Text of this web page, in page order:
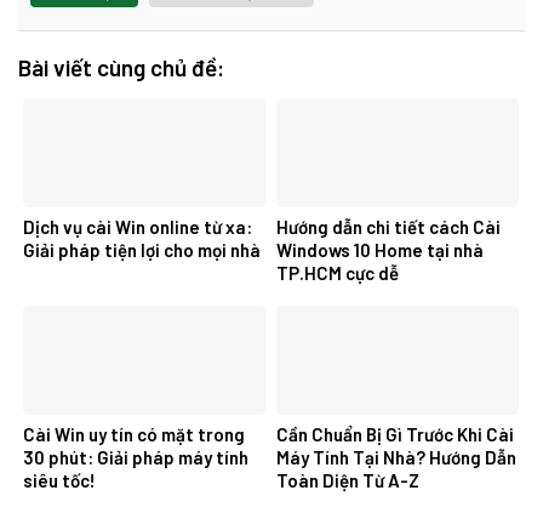
Bài viết cùng chủ đề:
Dịch vụ cài Win online từ xa:
Giải pháp tiện lợi cho mọi nhà
Hướng dẫn chi tiết cách Cài
Windows 10 Home tại nhà
TP.HCM cực dễ
Cài Win uy tín có mặt trong
30 phút: Giải pháp máy tính
siêu tốc!
Cần Chuẩn Bị Gì Trước Khi Cài
Máy Tính Tại Nhà? Hướng Dẫn
Toàn Diện Từ A-Z